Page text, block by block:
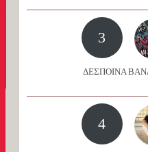
3
ΔΕΣΠΟΙΝΑ
4